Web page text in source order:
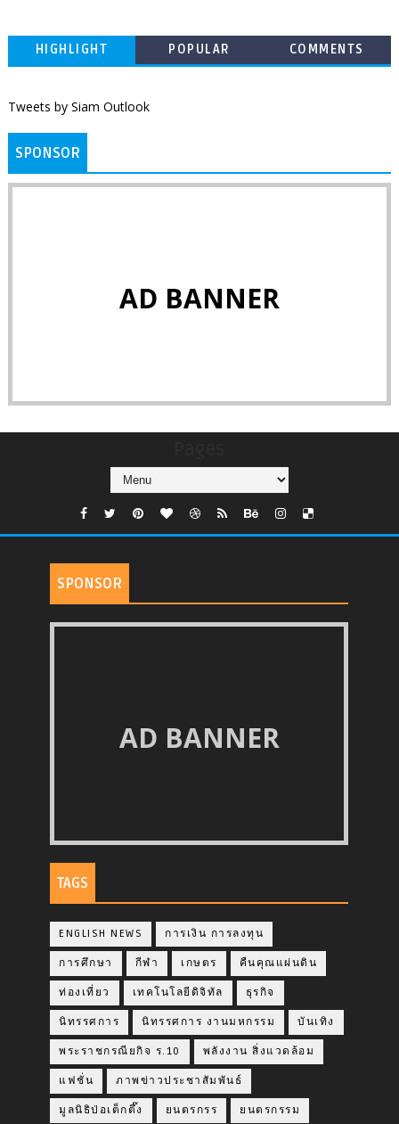
HIGHLIGHT POPULAR COMMENTS
Tweets by Siam Outlook
SPONSOR
AD BANNER
SPONSOR
AD BANNER
TAGS
ENGLISH NEWS การเงิน การลงทุน
การศึกษา กีฬา เกษตร คืนคุณแผ่นดิน
ท่องเที่ยว เทคโนโลยีดิจิทัล ธุรกิจ
นิทรรศการ นิทรรศการ งานมหกรรม บันเทิง
พระราชกรณียกิจ ร.10 พลังงาน สิ่งแวดล้อม
แฟชั่น ภาพข่าวประชาสัมพันธ์
มูลนิธิป่อเต็กตึ๊ง ยนตรกรร ยนตรกรรม